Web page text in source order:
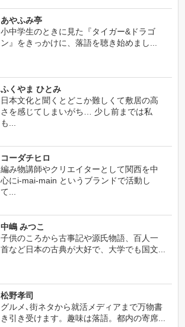
あやふみ亭
小中学生のときに見た『タイガー&ドラゴ
ン』をきっかけに、落語を聴き始めまし...
ふくやま ひとみ
日本文化と聞くとどこか難しくて敷居の高
さを感じてしまいがち… 少し前までは私
も...
コーダチヒロ
編み物講師やクリエイターとして関西を中
心にi-mai-main というブランドで活動し
て...
中嶋 みつこ
子供のころから古事記や源氏物語、百人一
首など日本の古典が大好で、大学でも国文...
松野孝司
グルメ､街ネタから就活メディアまで万物書
き引き受けます。趣味は落語。都内の寄席...